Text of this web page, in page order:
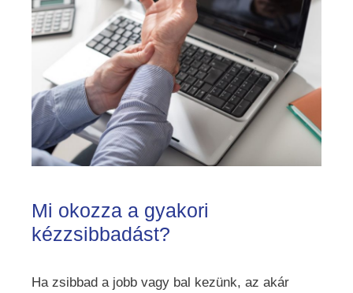
Mi okozza a gyakori
kézzsibbadást?
Ha zsibbad a jobb vagy bal kezünk, az akár